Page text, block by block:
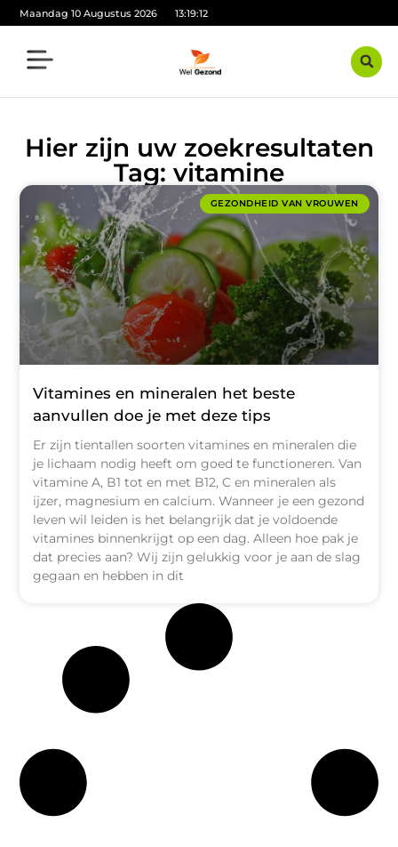
Maandag 10 Augustus 2026 13:19:12
Hier zijn uw zoekresultaten
Tag: vitamine
GEZONDHEID VAN VROUWEN
Vitamines en mineralen het beste
aanvullen doe je met deze tips
Er zijn tientallen soorten vitamines en mineralen die
je lichaam nodig heeft om goed te functioneren. Van
vitamine A, B1 tot en met B12, C en mineralen als
ijzer, magnesium en calcium. Wanneer je een gezond
leven wil leiden is het belangrijk dat je voldoende
vitamines binnenkrijgt op een dag. Alleen hoe pak je
dat precies aan? Wij zijn gelukkig voor je aan de slag
gegaan en hebben in dit